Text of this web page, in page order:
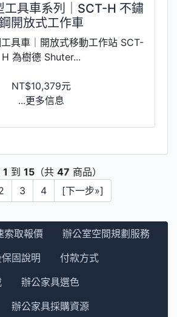
工具車系列｜SCT-H 不鏽
開放式工作車
具車｜開放式移動工作站 SCT-
H 為樹德 Shuter...
NT$10,379元
...更多信息
1 到 15 （共 47 商品）
3 4 [下一步»]
索取報價
辦公室空間規劃服務
固說明
付款方式
辦公家具選色
辦公家具採購資源